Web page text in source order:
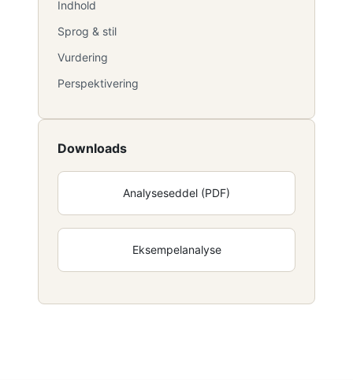
Indhold
Sprog & stil
Vurdering
Perspektivering
Downloads
Analyseseddel (PDF)
Eksempelanalyse